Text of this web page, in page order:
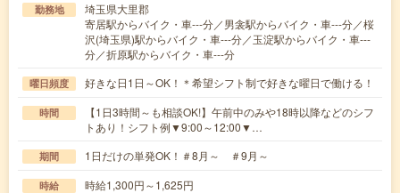
勤務地
埼玉県大里郡
寄居駅からバイク・車---分／男衾駅からバイク・車---分／桜
沢(埼玉県)駅からバイク・車---分／玉淀駅からバイク・車---
分／折原駅からバイク・車---分
曜日頻度 好きな日1日～OK！＊希望シフト制で好きな曜日で働ける！
時間
【1日3時間～も相談OK!】午前中のみや18時以降などのシフ
トあり！シフト例▼9:00～12:00▼…
期間 1日だけの単発OK！＃8月～ ＃9月～
時給 時給1,300円～1,625円